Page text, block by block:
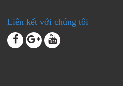
Liên kết với chúng tôi